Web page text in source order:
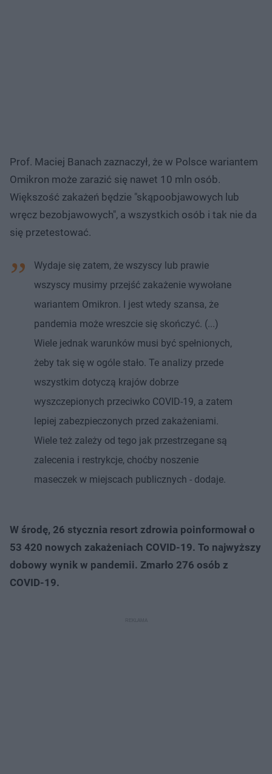
Prof. Maciej Banach zaznaczył, że w Polsce wariantem
Omikron może zarazić się nawet 10 mln osób.
Większość zakażeń będzie "skąpoobjawowych lub
wręcz bezobjawowych", a wszystkich osób i tak nie da
się przetestować.
Wydaje się zatem, że wszyscy lub prawie
wszyscy musimy przejść zakażenie wywołane
wariantem Omikron. I jest wtedy szansa, że
pandemia może wreszcie się skończyć. (...)
Wiele jednak warunków musi być spełnionych,
żeby tak się w ogóle stało. Te analizy przede
wszystkim dotyczą krajów dobrze
wyszczepionych przeciwko COVID-19, a zatem
lepiej zabezpieczonych przed zakażeniami.
Wiele też zależy od tego jak przestrzegane są
zalecenia i restrykcje, choćby noszenie
maseczek w miejscach publicznych - dodaje.
W środę, 26 stycznia resort zdrowia poinformował o
53 420 nowych zakażeniach COVID-19. To najwyższy
dobowy wynik w pandemii. Zmarło 276 osób z
COVID-19.